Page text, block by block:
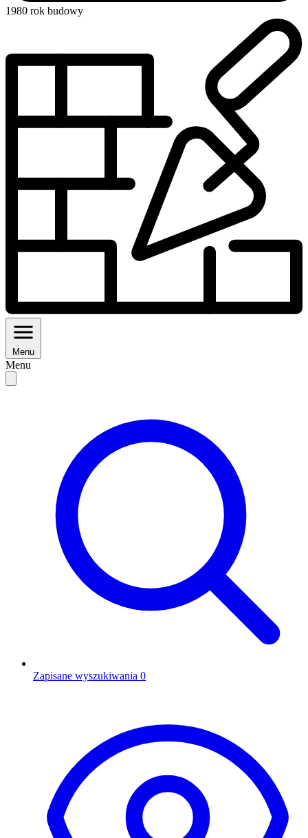
1980 rok budowy
Menu
Menu
Zapisane wyszukiwania 0